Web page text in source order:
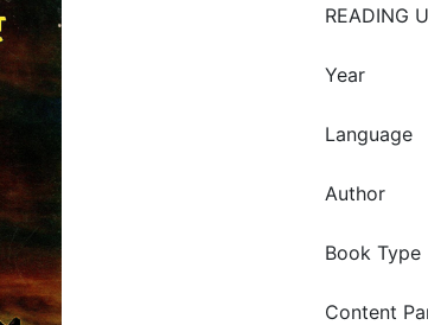
READING
Year
Language
Author
Book Type
Content